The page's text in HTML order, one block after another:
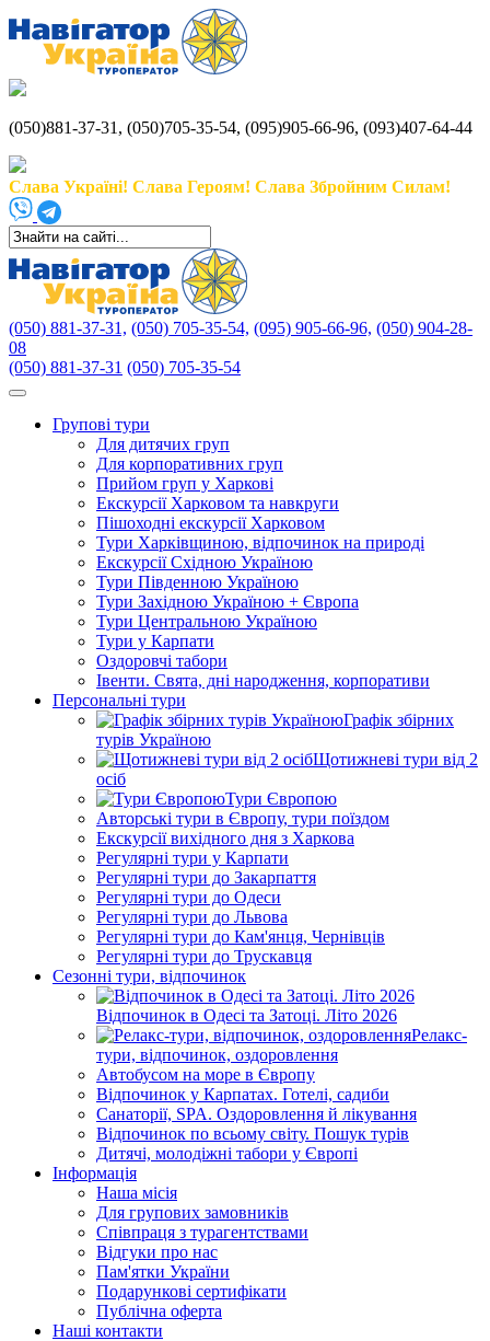
(050)881-37-31, (050)705-35-54, (095)905-66-96, (093)407-64-44
Слава Україні! Слава Героям! Слава Збройним Силам!
(050) 881-37-31, (050) 705-35-54, (095) 905-66-96, (050) 904-28-
08
(050) 881-37-31 (050) 705-35-54
Групові тури
Для дитячих груп
Для корпоративних груп
Прийом груп у Харкові
Екскурсії Харковом та навкруги
Пішоходні екскурсії Харковом
Тури Харківщиною, відпочинок на природі
Екскурсії Східною Україною
Тури Південною Україною
Тури Західною Україною + Європа
Тури Центральною Україною
Тури у Карпати
Оздоровчі табори
Івенти. Свята, дні народження, корпоративи
Персональні тури
Графік збірних
турів Україною
Щотижневі тури від 2
осіб
Тури Європою
Авторські тури в Європу, тури поїздом
Екскурсії вихідного дня з Харкова
Регулярні тури у Карпати
Регулярні тури до Закарпаття
Регулярні тури до Одеси
Регулярні тури до Львова
Регулярні тури до Кам'янця, Чернівців
Регулярні тури до Трускавця
Сезонні тури, відпочинок
Відпочинок в Одесі та Затоці. Літо 2026
Релакс-
тури, відпочинок, оздоровлення
Автобусом на море в Європу
Відпочинок у Карпатах. Готелі, садиби
Санаторії, SPA. Оздоровлення й лікування
Відпочинок по всьому світу. Пошук турів
Дитячі, молодіжні табори у Європі
Інформація
Наша місія
Для групових замовників
Співпраця з турагентствами
Відгуки про нас
Пам'ятки України
Подарункові сертифікати
Публічна оферта
Наші контакти